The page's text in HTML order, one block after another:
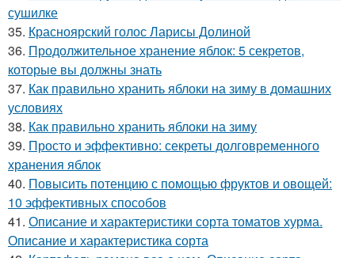
сушилке
35. Красноярский голос Ларисы Долиной
36. Продолжительное хранение яблок: 5 секретов,
которые вы должны знать
37. Как правильно хранить яблоки на зиму в домашних
условиях
38. Как правильно хранить яблоки на зиму
39. Просто и эффективно: секреты долговременного
хранения яблок
40. Повысить потенцию с помощью фруктов и овощей:
10 эффективных способов
41. Описание и характеристики сорта томатов хурма.
Описание и характеристика сорта